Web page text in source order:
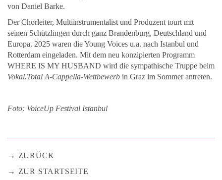
von Daniel Barke.
Der Chorleiter, Multiinstrumentalist und Produzent tourt mit
seinen Schützlingen durch ganz Brandenburg, Deutschland und
Europa. 2025 waren die Young Voices u.a. nach Istanbul und
Rotterdam eingeladen. Mit dem neu konzipierten Programm
WHERE IS MY HUSBAND wird die sympathische Truppe beim
Vokal.Total A-Cappella-Wettbewerb in Graz im Sommer antreten.
Foto: VoiceUp Festival Istanbul
ZURÜCK
ZUR STARTSEITE